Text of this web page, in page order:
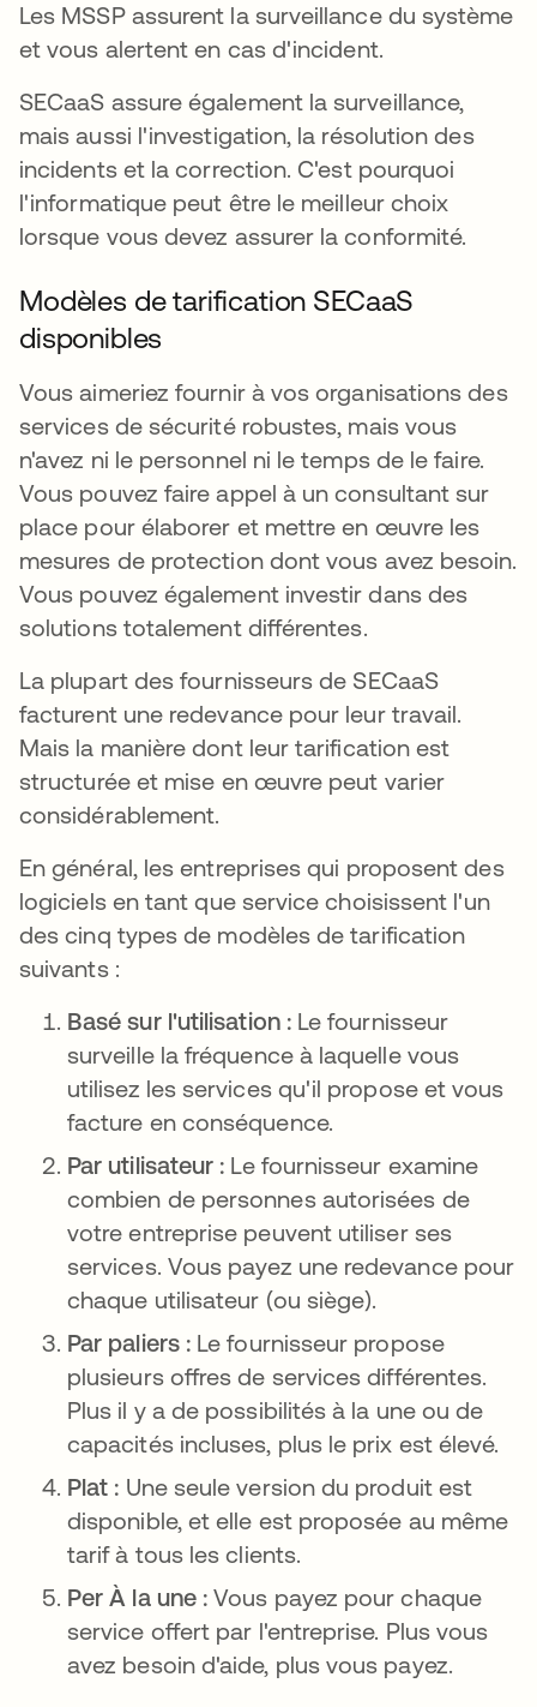
Les MSSP assurent la surveillance du système
et vous alertent en cas d'incident.
SECaaS assure également la surveillance,
mais aussi l'investigation, la résolution des
incidents et la correction. C'est pourquoi
l'informatique peut être le meilleur choix
lorsque vous devez assurer la conformité.
Modèles de tarification SECaaS
disponibles
Vous aimeriez fournir à vos organisations des
services de sécurité robustes, mais vous
n'avez ni le personnel ni le temps de le faire.
Vous pouvez faire appel à un consultant sur
place pour élaborer et mettre en œuvre les
mesures de protection dont vous avez besoin.
Vous pouvez également investir dans des
solutions totalement différentes.
La plupart des fournisseurs de SECaaS
facturent une redevance pour leur travail.
Mais la manière dont leur tarification est
structurée et mise en œuvre peut varier
considérablement.
En général, les entreprises qui proposent des
logiciels en tant que service choisissent l'un
des cinq types de modèles de tarification
suivants :
Basé sur l'utilisation : Le fournisseur
surveille la fréquence à laquelle vous
utilisez les services qu'il propose et vous
facture en conséquence.
Par utilisateur : Le fournisseur examine
combien de personnes autorisées de
votre entreprise peuvent utiliser ses
services. Vous payez une redevance pour
chaque utilisateur (ou siège).
Par paliers : Le fournisseur propose
plusieurs offres de services différentes.
Plus il y a de possibilités à la une ou de
capacités incluses, plus le prix est élevé.
Plat : Une seule version du produit est
disponible, et elle est proposée au même
tarif à tous les clients.
Per À la une :Vous payez pour chaque
service offert par l'entreprise. Plus vous
avez besoin d'aide, plus vous payez.